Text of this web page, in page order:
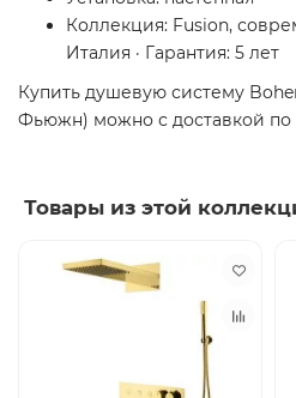
Коллекция: Fusion,
Италия · Гарантия: 5 лет
Купить душевую систему
Фьюжн) можно с доставкой по
Товары из этой